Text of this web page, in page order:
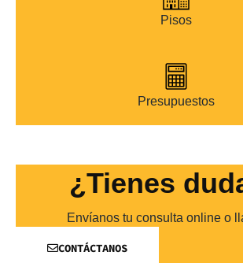
Pisos
Presupuestos
¿Tienes
Envíanos tu consulta online o
CONTÁCTANOS